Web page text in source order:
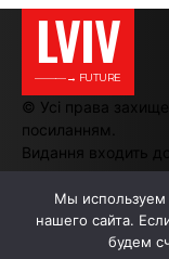
LVIV
———→ FUTURE
© Усі права
посиланням.
Видання входить до
Мы используем
нашего сайта.
будем